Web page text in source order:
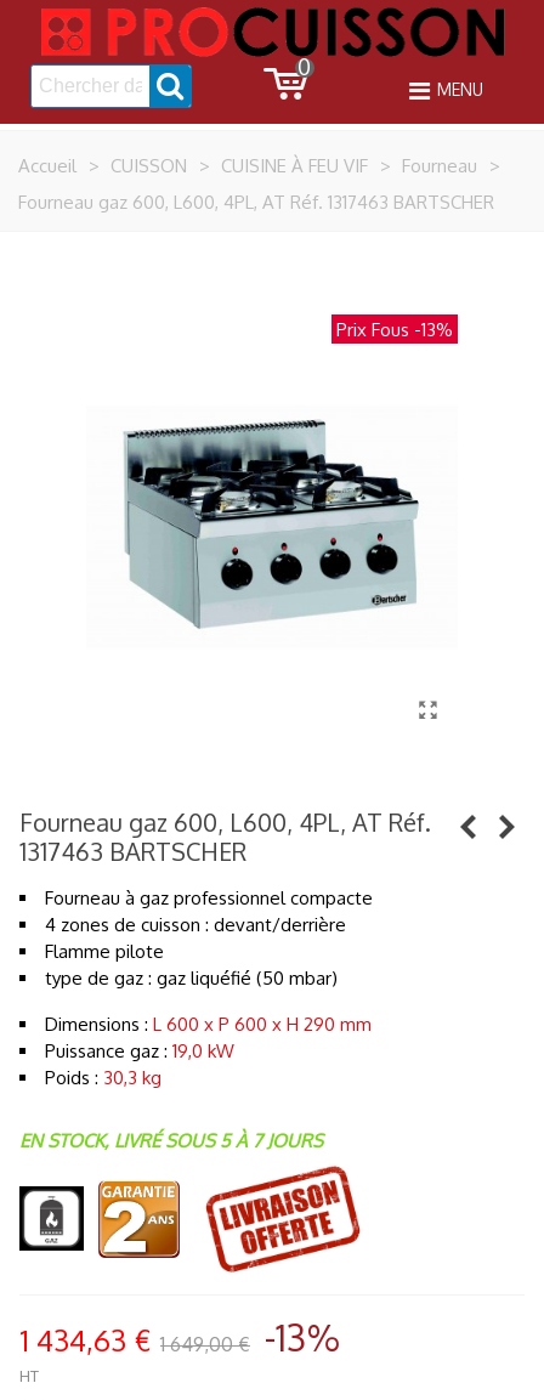
0
MENU
Accueil > CUISSON > CUISINE À FEU VIF > Fourneau
>
Fourneau gaz 600, L600, 4PL, AT Réf. 1317463 BARTSCHER
Prix Fous -13%
Fourneau gaz 600, L600, 4PL, AT Réf.
1317463 BARTSCHER
Fourneau à gaz professionnel compacte
4 zones de cuisson : devant/derrière
Flamme pilote
type de gaz : gaz liquéfié (50 mbar)
Dimensions : L 600 x P 600 x H 290 mm
Puissance gaz : 19,0 kW
Poids : 30,3 kg
EN STOCK, LIVRÉ SOUS 5 À 7 JOURS
1 434,63 € 1 649,00 € -13%
HT